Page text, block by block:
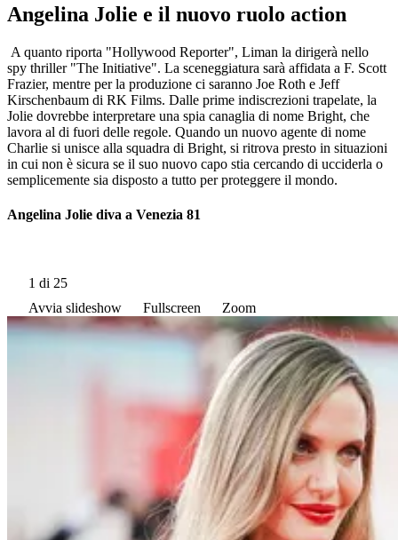
Angelina Jolie e il nuovo ruolo action
A quanto riporta "Hollywood Reporter", Liman la dirigerà nello
spy thriller "The Initiative". La sceneggiatura sarà affidata a F. Scott
Frazier, mentre per la produzione ci saranno Joe Roth e Jeff
Kirschenbaum di RK Films. Dalle prime indiscrezioni trapelate, la
Jolie dovrebbe interpretare una spia canaglia di nome Bright, che
lavora al di fuori delle regole. Quando un nuovo agente di nome
Charlie si unisce alla squadra di Bright, si ritrova presto in situazioni
in cui non è sicura se il suo nuovo capo stia cercando di ucciderla o
semplicemente sia disposto a tutto per proteggere il mondo.
Angelina Jolie diva a Venezia 81
1 di 25
Avvia slideshow
Fullscreen Zoom